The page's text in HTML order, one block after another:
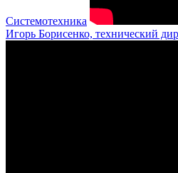
Системотехника
Игорь Борисенко, технический